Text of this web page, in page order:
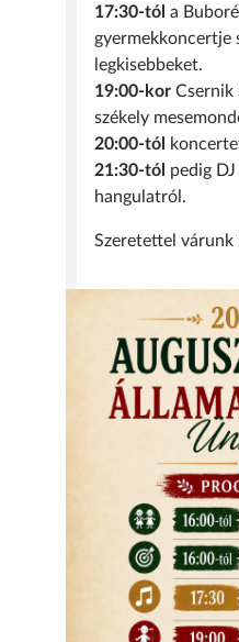
17:30-tól a
gyermekkoncertje
legkisebbeket.
19:00-kor Csernik
székely
20:00-tól
21:30-tól pedig
hangulatról.
Szeretettel